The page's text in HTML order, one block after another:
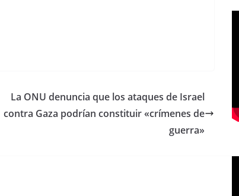
La ONU denuncia que los ataques de Israel
contra Gaza podrían constituir «crímenes de
guerra»